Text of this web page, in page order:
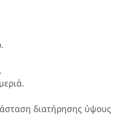
διατήρησης ύψους